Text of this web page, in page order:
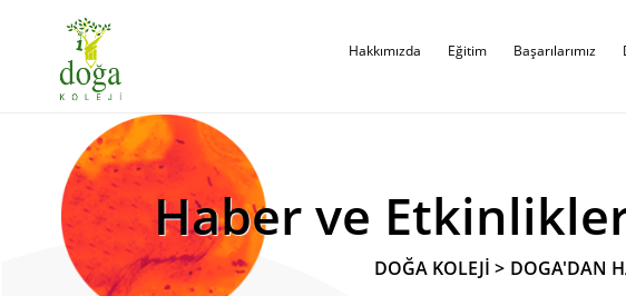
Hakkımızda Eğitim Başarılarımız
Haber ve
DOĞA KOLEJİ > DOGA'DAN